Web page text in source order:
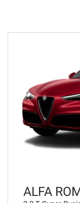
672€/mese
48 Mesi
680€/mese
ALFA